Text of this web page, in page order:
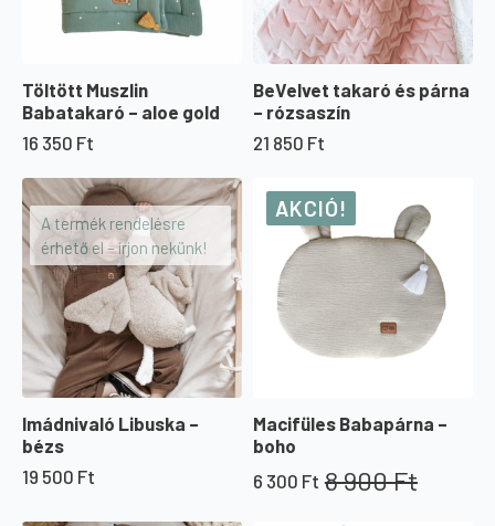
Töltött Muszlin
Babatakaró – aloe gold
16 350 Ft
BeVelvet takaró és párna
– rózsaszín
21 850 Ft
A termék rendelésre
érhető el – írjon nekünk!
Imádnivaló Libuska –
bézs
19 500 Ft
AKCIÓ!
Macifüles Babapárna –
boho
8 900Ft
Original
6 300 Ft
Current